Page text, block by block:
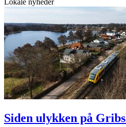
Siden ulykken på